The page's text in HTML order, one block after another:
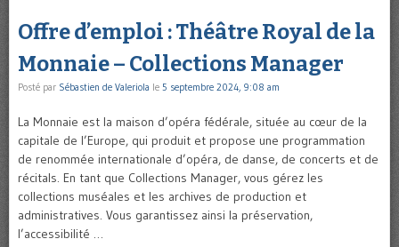
Offre d’emploi : Théâtre Royal de la
Monnaie – Collections Manager
Posté par Sébastien de Valeriola le 5 septembre 2024, 9:08 am
La Monnaie est la maison d’opéra fédérale, située au cœur de la
capitale de l’Europe, qui produit et propose une programmation
de renommée internationale d’opéra, de danse, de concerts et de
récitals. En tant que Collections Manager, vous gérez les
collections muséales et les archives de production et
administratives. Vous garantissez ainsi la préservation,
l’accessibilité …